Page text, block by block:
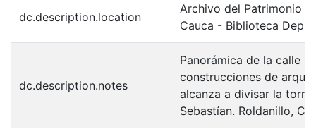
dc.description.location
Archivo del Patrimonio
Cauca - Biblioteca
dc.description.notes
Panorámica de la calle
construcciones de
alcanza a divisar la torre
Sebastían. Roldanillo,